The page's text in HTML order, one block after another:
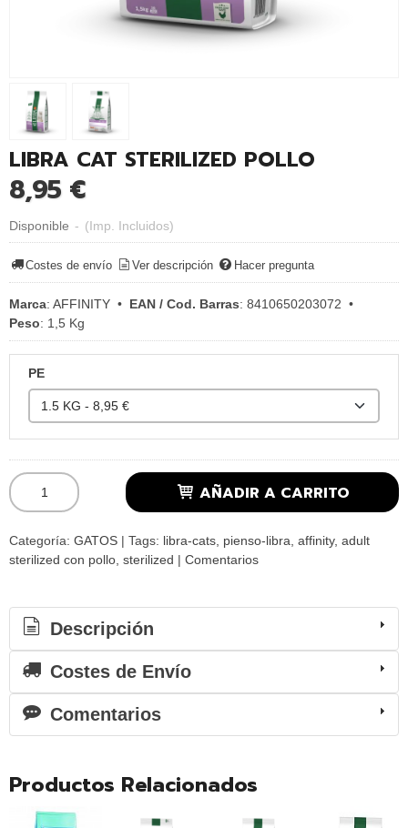
LIBRA CAT STERILIZED POLLO
8,95 €
Disponible - (Imp. Incluidos)
Costes de envío Ver descripción Hacer pregunta
Marca: AFFINITY • EAN / Cod. Barras: 8410650203072 •
Peso: 1,5 Kg
PE
AÑADIR A CARRITO
Categoría: GATOS | Tags: libra-cats pienso-libra affinity adult
sterilized con pollo sterilized | Comentarios
Descripción
Costes de Envío
Comentarios
Productos Relacionados